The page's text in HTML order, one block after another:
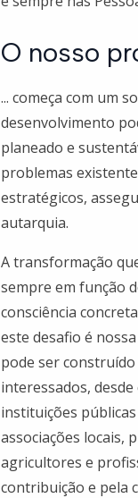
O nosso
... começa com um
desenvolvimento
planeado e
problemas
estratégicos,
autarquia.
A transformação
sempre em função
consciência
este desafio é
pode ser
interessados,
instituições
associações locais,
agricultores e
contribuição e pela